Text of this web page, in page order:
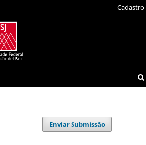
Cadastro
Enviar Submissão